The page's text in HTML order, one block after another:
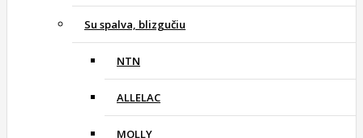
Su spalva, blizgučiu
NTN
ALLELAC
MOLLY